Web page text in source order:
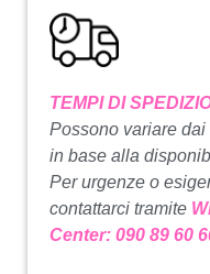
TEMPI DI
Possono variare
in base alla
Per urgenze o
contattarci tramite
Center: 090 89 60